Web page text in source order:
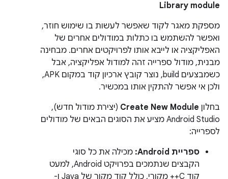
Library module
מספקת מאגר לקוד שאפשר לעשות בו שימוש חוזר,
ואפשר להשתמש בו כתלות במודולים אחרים של
האפליקציה או לייבא אותו לפרויקטים אחרים. מבחינה
מבנית, מודול ספרייה זהה למודול אפליקציה, אבל
כשמבצעים build, נוצר קובץ ארכיון קוד במקום APK,
ולכן אי אפשר להתקין אותו במכשיר.
בחלון Create New Module (יצירת מודול חדש),
Android Studio מציע את הסוגים הבאים של מודולים
לספרייה:
ספריית Android:
מכילה את כל סוגי
הקבצים שנתמכים בפרויקט Android, למעט
קוד C++ מקורי, כולל קוד מקור של Java ו-